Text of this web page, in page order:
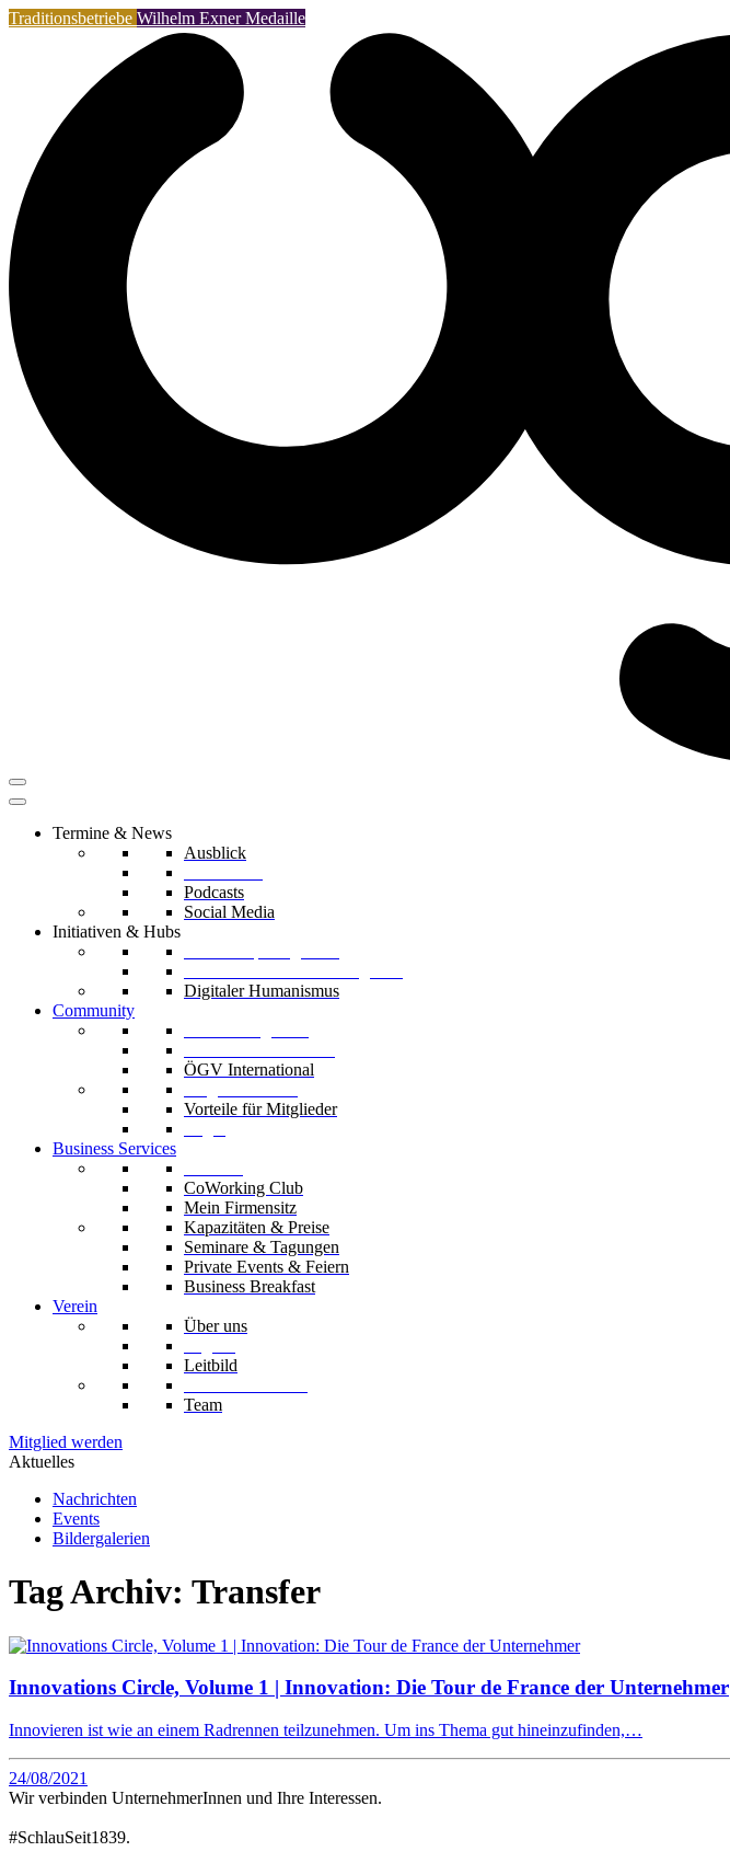
Traditionsbetriebe Wilhelm Exner Medaille
Termine & News
Ausblick
Podcasts
Social Media
Initiativen & Hubs
Digitaler Humanismus
Community
ÖGV International
Vorteile für Mitglieder
Business Services
CoWorking Club
Mein Firmensitz
Kapazitäten & Preise
Seminare & Tagungen
Private Events & Feiern
Business Breakfast
Verein
Über uns
Leitbild
Team
Mitglied werden
Aktuelles
Nachrichten
Events
Bildergalerien
Tag Archiv: Transfer
Innovations Circle, Volume 1 | Innovation: Die Tour de France der Unternehmer
Innovieren ist wie an einem Radrennen teilzunehmen. Um ins Thema gut hineinzufinden,…
24/08/2021
Wir verbinden UnternehmerInnen und Ihre Interessen.
#SchlauSeit1839.